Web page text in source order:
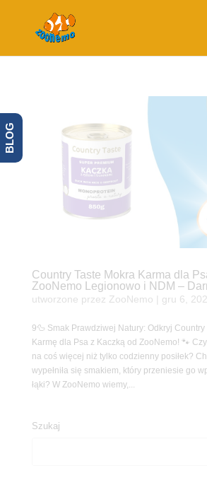
Country Taste Mokra Karma dla
ZooNemo Legionowo i NDM –
utworzone przez ZooNemo gru 6,
9🦆 Smak Prawdziwej Natury: Odkryj Country
Karmę dla Psa z Kaczką od ZooNemo! 🐾
na coś więcej niż tylko codzienny posiłek?
wypełniła się smakiem, który przeniesie go
łąki? W ZooNemo wiemy,...
Szukaj
BLOG